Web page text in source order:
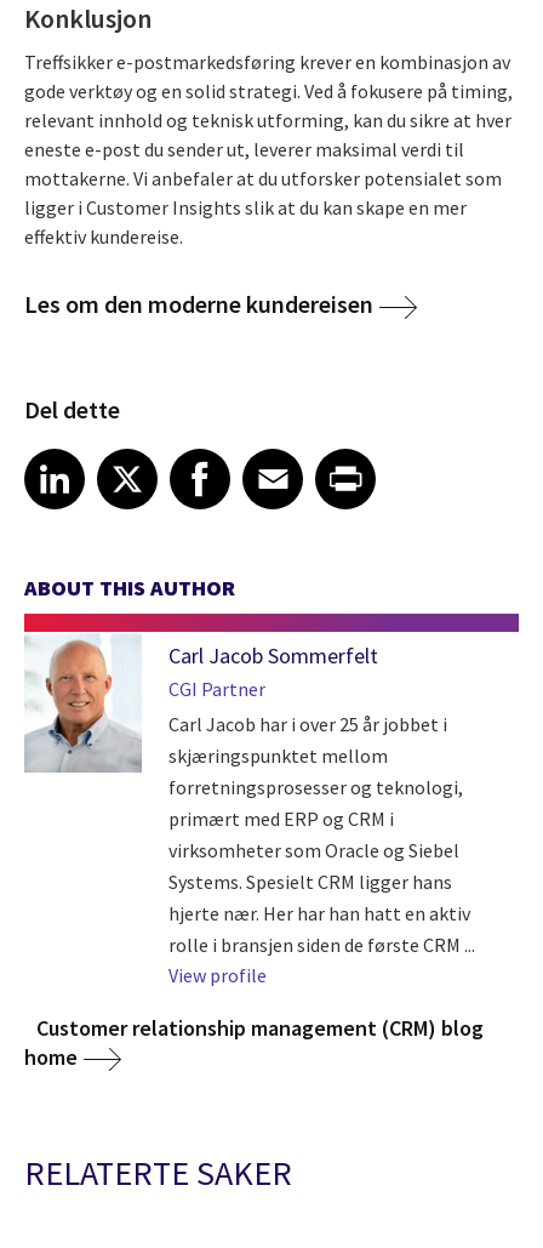
Konklusjon
Treffsikker e-postmarkedsføring krever en kombinasjon av
gode verktøy og en solid strategi. Ved å fokusere på timing,
relevant innhold og teknisk utforming, kan du sikre at hver
eneste e-post du sender ut, leverer maksimal verdi til
mottakerne. Vi anbefaler at du utforsker potensialet som
ligger i Customer Insights slik at du kan skape en mer
effektiv kundereise.
Les om den moderne kundereisen
Del dette
Share article on LinkedIn
LinkedIn
Share article on XShare article on Facebook
Facebook
Share article on Email
EmailShare article on Print
ABOUT THIS AUTHOR
Carl Jacob Sommerfelt
CGI Partner
Carl Jacob har i over 25 år jobbet i
skjæringspunktet mellom
forretningsprosesser og teknologi,
primært med ERP og CRM i
virksomheter som Oracle og Siebel
Systems. Spesielt CRM ligger hans
hjerte nær. Her har han hatt en aktiv
rolle i bransjen siden de første CRM ...
View profile
Customer relationship management (CRM) blog
home
RELATERTE SAKER